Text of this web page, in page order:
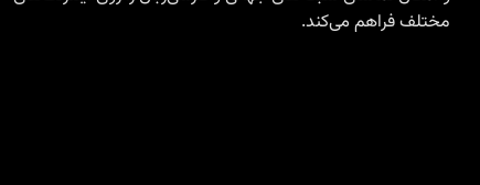
مختلف فراهم می‌کند.